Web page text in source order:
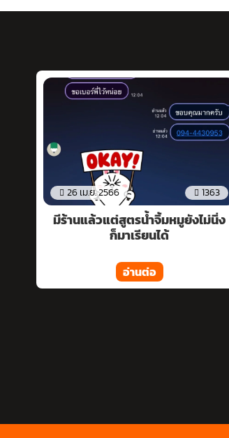
14 ม.ค. 2565 1611
ธุรกิจหมูกระทะ เปิดร้านหมูกระทะ
สูตรน้ำจิ้มหมูกระทะ สูตรน...
จิ้มหมูกระทะ สูตรน...